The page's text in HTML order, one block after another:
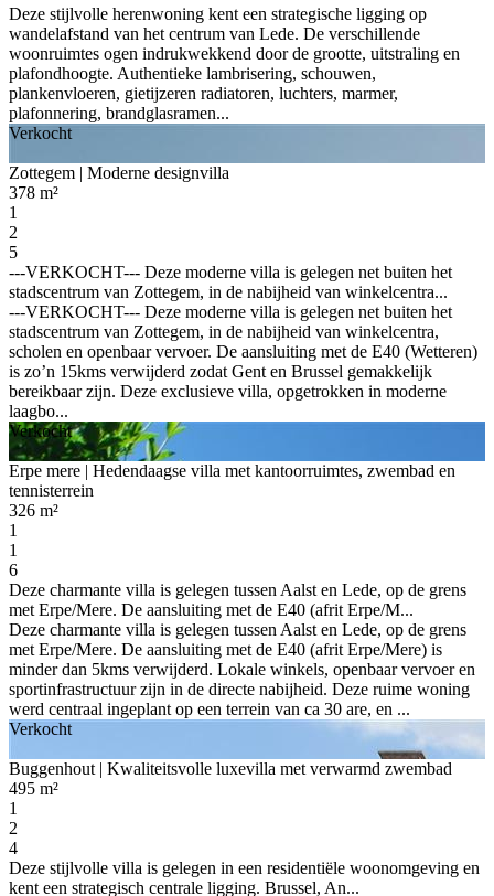
Deze stijlvolle herenwoning kent een strategische ligging op
wandelafstand van het centrum van Lede. De verschillende
woonruimtes ogen indrukwekkend door de grootte, uitstraling en
plafondhoogte. Authentieke lambrisering, schouwen,
plankenvloeren, gietijzeren radiatoren, luchters, marmer,
plafonnering, brandglasramen...
Verkocht
Zottegem | Moderne designvilla
378 m²
1
2
5
---VERKOCHT--- Deze moderne villa is gelegen net buiten het
stadscentrum van Zottegem, in de nabijheid van winkelcentra...
---VERKOCHT--- Deze moderne villa is gelegen net buiten het
stadscentrum van Zottegem, in de nabijheid van winkelcentra,
scholen en openbaar vervoer. De aansluiting met de E40 (Wetteren)
is zo’n 15kms verwijderd zodat Gent en Brussel gemakkelijk
bereikbaar zijn. Deze exclusieve villa, opgetrokken in moderne
laagbo...
Verkocht
Erpe mere | Hedendaagse villa met kantoorruimtes, zwembad en
tennisterrein
326 m²
1
1
6
Deze charmante villa is gelegen tussen Aalst en Lede, op de grens
met Erpe/Mere. De aansluiting met de E40 (afrit Erpe/M...
Deze charmante villa is gelegen tussen Aalst en Lede, op de grens
met Erpe/Mere. De aansluiting met de E40 (afrit Erpe/Mere) is
minder dan 5kms verwijderd. Lokale winkels, openbaar vervoer en
sportinfrastructuur zijn in de directe nabijheid. Deze ruime woning
werd centraal ingeplant op een terrein van ca 30 are, en ...
Verkocht
Buggenhout | Kwaliteitsvolle luxevilla met verwarmd zwembad
495 m²
1
2
4
Deze stijlvolle villa is gelegen in een residentiële woonomgeving en
kent een strategisch centrale ligging. Brussel, An...